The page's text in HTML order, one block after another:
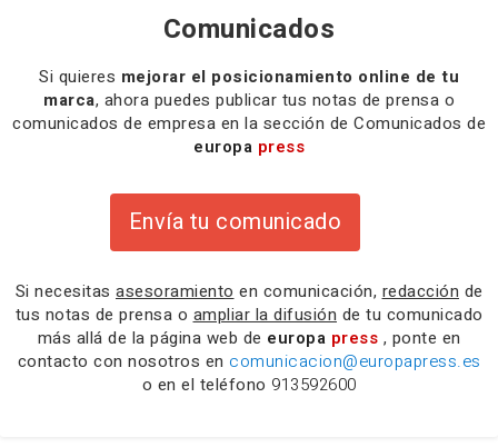
Comunicados
Si quieres mejorar el posicionamiento online de tu
marca, ahora puedes publicar tus notas de prensa o
comunicados de empresa en la sección de Comunicados de
europa press
Envía tu comunicado
Si necesitas asesoramiento en comunicación, redacción de
tus notas de prensa o ampliar la difusión de tu comunicado
más allá de la página web de europa press , ponte en
contacto con nosotros en comunicacion@europapress.es
o en el teléfono 913592600